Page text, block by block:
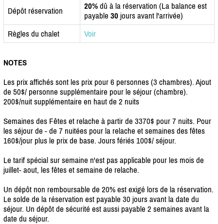
Dépôt réservation 20% dû à la réservation (La balance est
payable 30 jours avant l'arrivée)
Règles du chalet
Voir
NOTES
Les prix affichés sont les prix pour 6 personnes (3 chambres). Ajout
de 50$/ personne supplémentaire pour le séjour (chambre).
200$/nuit supplémentaire en haut de 2 nuits
Semaines des Fêtes et relache à partir de 3370$ pour 7 nuits. Pour
les séjour de - de 7 nuitées pour la relache et semaines des fêtes
160$/jour plus le prix de base. Jours fériés 100$/ séjour.
Le tarif spécial sur semaine n'est pas applicable pour les mois de
juillet- aout, les fêtes et semaine de relache.
Un dépôt non remboursable de 20% est exigé lors de la réservation.
Le solde de la réservation est payable 30 jours avant la date du
séjour. Un dépôt de sécurité est aussi payable 2 semaines avant la
date du séjour.